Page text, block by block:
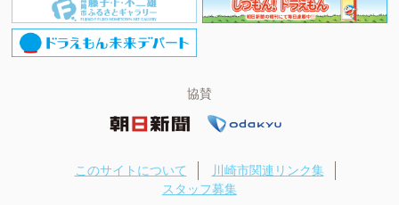
協賛
このサイトについて
川崎市関連リンク集
スタッフ募集